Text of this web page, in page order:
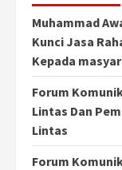
Muhammad
Kunci Jasa
Kepada
Forum
Lintas Dan
Lintas
Forum